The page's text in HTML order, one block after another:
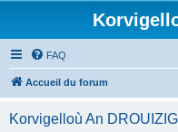
FAQ
Accueil du forum
Korvigelloù An